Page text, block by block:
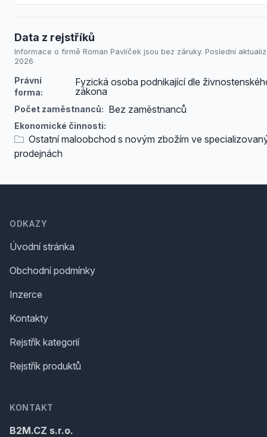
Data z rejstříků
Informace o firmě Roman Pavlíček jsou bez záruky. Poslední
2026
Právní
forma:
Fyzická osoba podnikající dle
zákona
Počet zaměstnanců: Bez zaměstnanců
Ekonomické činnosti:
Ostatní maloobchod s novým zbožím ve
prodejnách
ODKAZY
Úvodní stránka
Obchodní podmínky
Inzerce
Kontakty
Rejstřík kategorií
Rejstřík produktů
KONTAKT
B2M.CZ s.r.o.